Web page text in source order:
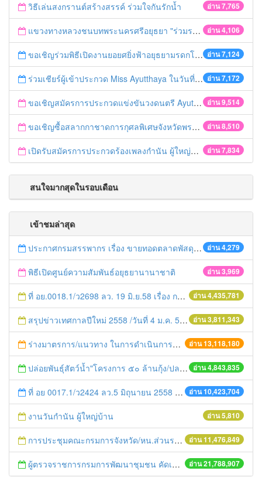
อ่าน 7,765
วิธีเล่นสงกรานต์สร้างสรรค์ ร่วมใจกันรักน้ำ
อ่าน 4,106
แขวงทางหลวงชนบทพระนครศรีอยุธยา "ร่วมรณรงค์ ขับช้า เปิดไฟหน้า คาดเข็มขัด" เทศกาลสงกรานต์ ปี 2561
อ่าน 7,124
ขอเชิญร่วมพิธีเปิดงานยอยศยิ่งฟ้าอยุธยามรดกโลก
อ่าน 7,172
ร่วมเชียร์ผู้เข้าประกวด Miss Ayutthaya ในวันที่ 15 ธันวาคม 2560
อ่าน 9,514
ขอเชิญสมัครการประกวดแข่งขันวงดนตรี Ayutthaya battle of the bands
อ่าน 8,510
ขอเชิญซื้อสลากกาชาดการกุศลพิเศษจังหวัดพระนครศรีอยุธยา 2560
อ่าน 7,834
เปิดรับสมัครการประกวดร้องเพลงกำนัน ผู้ใหญ่บ้าน ฯลฯ
สนใจมากสุดในรอบเดือน
เข้าชมล่าสุด
อ่าน 4,279
ประกาศกรมสรรพากร เรื่อง ขายทอดตลาดพัสดุครุภัณฑ์ชำรุดเสื่อมสภาพ ของสำนักงานสรรพากรพื้นที่สาขาผักไห่
อ่าน 3,969
พิธีเปิดศูนย์ความสัมพันธ์อยุธยานานาชาติ
อ่าน 4,435,781
ที่ อย.0018.1/ว2698 ลว. 19 มิ.ย.58 เรื่อง การแก้ไขปัญหาหนี้สินให้แก่เกษตรกร
อ่าน 3,811,343
สรุปข่าวเทศกาลปีใหม่ 2558 /วันที่ 4 ม.ค. 58
อ่าน 13,118,180
ร่างมาตรการ/แนวทาง ในการดำเนินการประกอบการตรวจราชการแบบบูรณาการ
อ่าน 4,843,835
ปล่อยพันธุ์สัตว์น้ำ"โครงการ ๕๐ ล้านกุ้ง/ปลา ฟื้นชีวิตใหม่ให้เจ้าพระยา
อ่าน 10,423,704
ที่ อย 0017.1/ว2424 ลว.5 มิถุนายน 2558 เรื่อง แจ้งกำหนดตรวจประเมินและให้คะแนนหน่วยงานที่สมัครเข้าร่วมโครงการพัฒนาหน่วยงานต้นแบบในการจัดตั้งศูนย์ข้อมูลข่าวสารของราชการฯ ประจำปีงบประมาณ พ.ศ. 2558
อ่าน 5,810
งานวันกำนัน ผู้ใหญ่บ้าน
อ่าน 11,476,849
การประชุมคณะกรมการจังหวัด/หน.ส่วนราชการประจำเดือน มิถุนายน 2558
อ่าน 21,788,907
ผู้ตรวจราชการกรมการพัฒนาชุมชน คัดเลือกข้าราชการและลูกจ้างดีเด่น และหน่วยงานพัฒนาชุมชนใสสะอาด ประจำปี ๒๕๕๔